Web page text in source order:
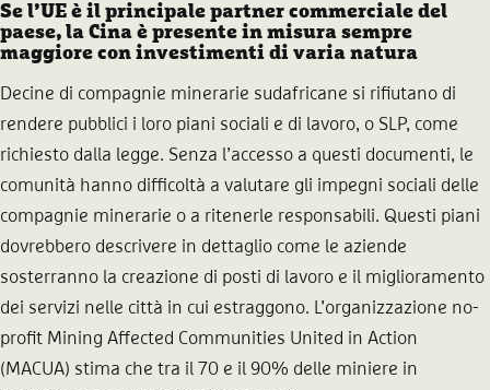
Se l’UE è il principale partner commerciale del
paese, la Cina è presente in misura sempre
maggiore con investimenti di varia natura
Decine di compagnie minerarie sudafricane si rifiutano di
rendere pubblici i loro piani sociali e di lavoro, o SLP, come
richiesto dalla legge. Senza l’accesso a questi documenti, le
comunità hanno difficoltà a valutare gli impegni sociali delle
compagnie minerarie o a ritenerle responsabili. Questi piani
dovrebbero descrivere in dettaglio come le aziende
sosterranno la creazione di posti di lavoro e il miglioramento
dei servizi nelle città in cui estraggono. L’organizzazione no-
profit Mining Affected Communities United in Action
(MACUA) stima che tra il 70 e il 90% delle miniere in